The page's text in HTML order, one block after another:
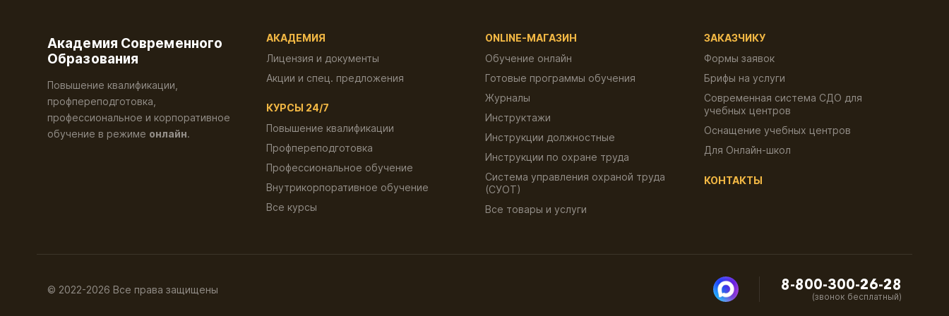
Академия Современного
Образования
Повышение квалификации,
профпереподготовка,
профессиональное и корпоративное
обучение в режиме онлайн.
АКАДЕМИЯ
Лицензия и документы
Акции и спец. предложения
КУРСЫ 24/7
Повышение квалификации
Профпереподготовка
Профессиональное обучение
Внутрикорпоративное обучение
Все курсы
ONLINE-МАГАЗИН
Обучение онлайн
Готовые программы обучения
Журналы
Инструктажи
Инструкции должностные
Инструкции по охране труда
Система управления охраной труда
(СУОТ)
Все товары и услуги
ЗАКАЗЧИКУ
Формы заявок
Брифы на услуги
Современная система СДО для
учебных центров
Оснащение учебных центров
Для Онлайн-школ
КОНТАКТЫ
© 2022-2026 Все права защищены 8-800-300-26-28
(звонок бесплатный)